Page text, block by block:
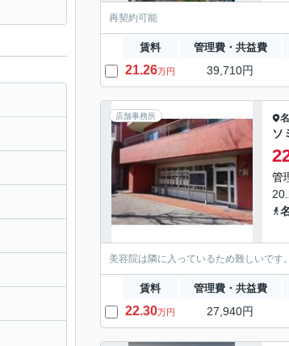
再契約可能
賃料 管理費・共益費
21.26万円 39,710円
店舗事務所
ソ
管
美容院は隣に入っているため難しいです。
賃料 管理費・共益費
22.30万円 27,940円